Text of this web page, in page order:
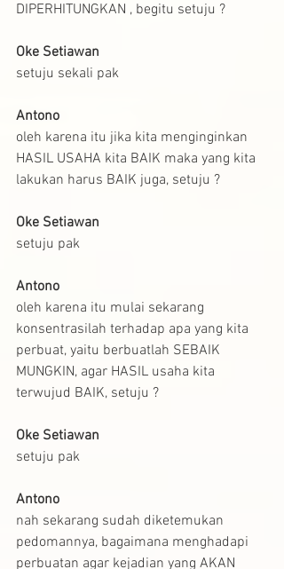
DIPERHITUNGKAN , begitu setuju ?
Oke Setiawan
setuju sekali pak
Antono
oleh karena itu jika kita menginginkan
HASIL USAHA kita BAIK maka yang kita
lakukan harus BAIK juga, setuju ?
Oke Setiawan
setuju pak
Antono
oleh karena itu mulai sekarang
konsentrasilah terhadap apa yang kita
perbuat, yaitu berbuatlah SEBAIK
MUNGKIN, agar HASIL usaha kita
terwujud BAIK, setuju ?
Oke Setiawan
setuju pak
Antono
nah sekarang sudah diketemukan
pedomannya, bagaimana menghadapi
perbuatan agar kejadian yang AKAN